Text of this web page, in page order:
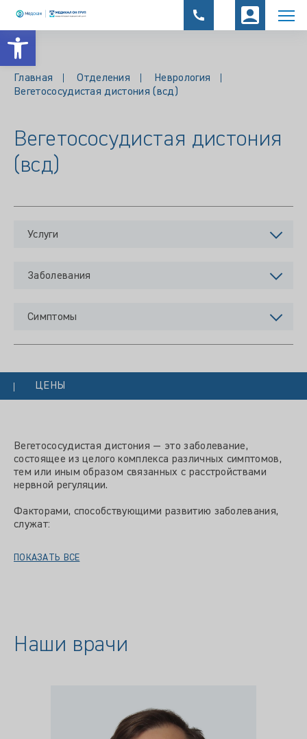
Открыть панель инструментов
Главная Отделения
Неврология
Вегетососудистая дистония (всд)
Вегетососудистая дистония
(всд)
Услуги
Заболевания
Симптомы
ЦЕНЫ
Вегетососудистая дистония — это заболевание,
состоящее из целого комплекса различных симптомов,
тем или иным образом связанных с расстройствами
нервной регуляции.
Факторами, способствующими развитию заболевания,
служат:
ПОКАЗАТЬ ВСЕ
Наши врачи